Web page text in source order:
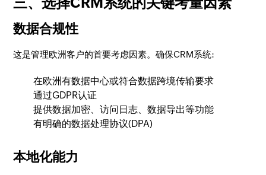
数据合规性
这是管理欧洲客户的首要考虑因素。确保CRM系统:
在欧洲有数据中心或符合数据跨境传输要求
通过GDPR认证
提供数据加密、访问日志、数据导出等功能
有明确的数据处理协议(DPA)
本地化能力